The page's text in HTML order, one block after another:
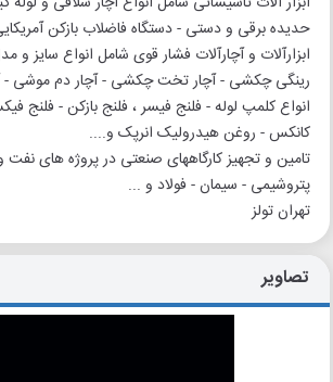
حدیده برقی و دستی - دستگاه فاضلاب بازکن
ابزارآلات و آچارآلات فشار قوی شامل انواع سایز و
رینگی چکشی - آچار تخت چکشی - آچار دم موشی -
انواع کلمپ لوله - فلنج فیسر ، فلنج بازکن - فلنج
کانکس - روغن هیدرولیک انرپک و....
تامین و تجهیز کارگاههای صنعتی در پروژه های نفت
پتروشیمی - سیمان - فولاد و ...
تهران تولز
تصاویر